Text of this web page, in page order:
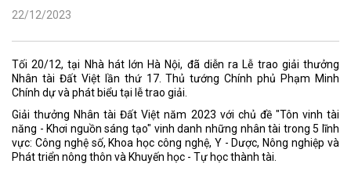
22/12/2023
Tối 20/12, tại Nhà hát lớn Hà Nội, đã diễn ra Lễ trao giải thưởng
Nhân tài Đất Việt lần thứ 17. Thủ tướng Chính phủ Phạm Minh
Chính dự và phát biểu tại lễ trao giải.
Giải thưởng Nhân tài Đất Việt năm 2023 với chủ đề "Tôn vinh tài
năng - Khơi nguồn sáng tạo" vinh danh những nhân tài trong 5 lĩnh
vực: Công nghệ số, Khoa học công nghệ, Y - Dược, Nông nghiệp và
Phát triển nông thôn và Khuyến học - Tự học thành tài.